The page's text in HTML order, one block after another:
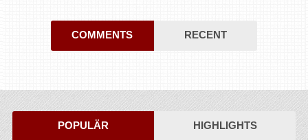
COMMENTS RECENT
POPULÄR HIGHLIGHTS